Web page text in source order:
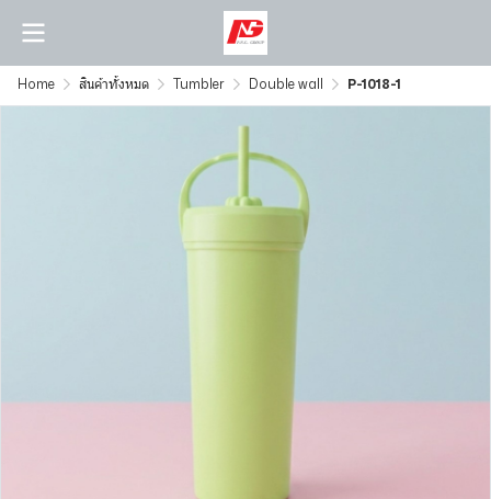
Home สินค้าทั้งหมด Tumbler Double wall P-1018-1